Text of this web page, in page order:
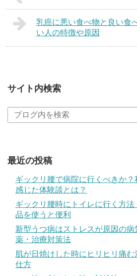
乳癌に悪い食べ物と良い食
い人の特徴や原因
サイト内検索
最近の投稿
ギックリ腰で病院に行くべきか？
感じた体験談とは？
ギックリ腰時にトイレに行く方法
品を使うと便利
新型うつ病はストレスが原因の
薬・治療対策法
肌が日焼けした時にヒリヒリ痛
仕方